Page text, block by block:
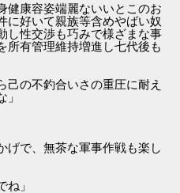
健康容姿端麗ないいとこのお
に好いて親族等含めやばい奴
し性交渉も巧みで様ざまな事
所有管理維持増進し七代後も
己の不釣合いさの重圧に耐え
げで、無茶な軍事作戦も楽し
」